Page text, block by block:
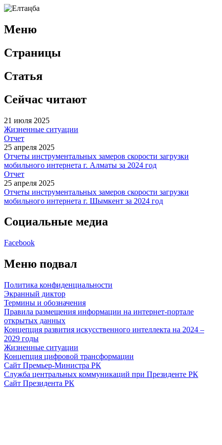
Меню
Страницы
Статья
Сейчас читают
21 июля 2025
Жизненные ситуации
Отчет
25 апреля 2025
Отчеты инструментальных замеров скорости загрузки
мобильного интернета г. Алматы за 2024 год
Отчет
25 апреля 2025
Отчеты инструментальных замеров скорости загрузки
мобильного интернета г. Шымкент за 2024 год
Социальные медиа
Facebook
Меню подвал
Политика конфиденциальности
Экранный диктор
Термины и обозначения
Правила размещения информации на интернет-портале
открытых данных
Концепция развития искусственного интеллекта на 2024 –
2029 годы
Жизненные ситуации
Концепция цифровой трансформации
Сайт Премьер-Министра РК
Служба центральных коммуникаций при Президенте РК
Сайт Президента РК